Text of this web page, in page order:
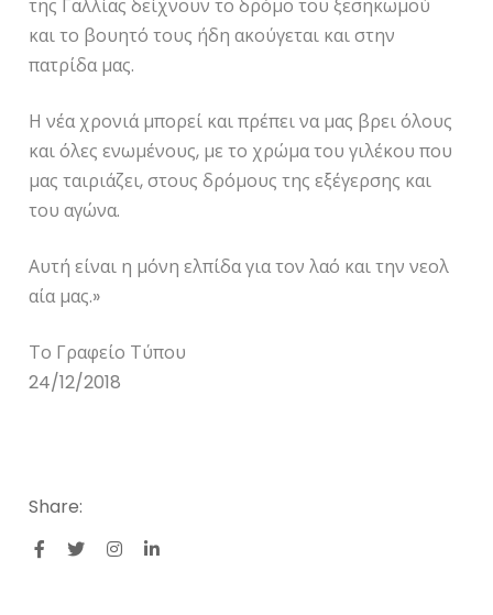
της Γαλλίας δείχνουν το δρόμο του ξεσηκωμού
και το βουητό τους ήδη ακούγεται και στην
πατρίδα μας.
Η νέα χρονιά μπορεί και πρέπει να μας βρει όλους
και όλες ενωμένους, με το χρώμα του γιλέκου που
μας ταιριάζει, στους δρόμους της εξέγερσης και
του αγώνα.
Αυτή είναι η μόνη ελπίδα για τον λαό και την νεολ
αία μας.»
Το Γραφείο Τύπου
24/12/2018
Share: